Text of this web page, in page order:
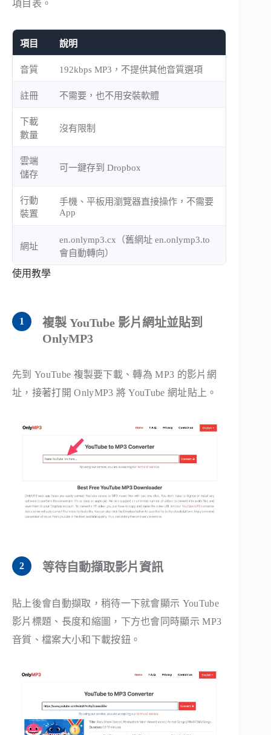
項目表。
項目 說明
音質 192kbps MP3，不提供其他音質選項
註冊 不需要，也不用安裝軟體
下載
數量
沒有限制
雲端
儲存
可一鍵存到 Dropbox
行動
裝置
手機、平板用瀏覽器直接操作，不需要
App
網址
en.onlymp3.cx（舊網址 en.onlymp3.to
會自動轉向）
使用教學
複製 YouTube 影片網址並貼到
OnlyMP3
先到 YouTube 複製要下載、轉為 MP3 的影片網
址，接著打開 OnlyMP3 將 YouTube 網址貼上。
等待自動擷取影片資訊
貼上後會自動擷取，稍待一下就會顯示 YouTube
影片標題、長度和縮圖，下方也會同時顯示 MP3
音質、檔案大小和下載按鈕。